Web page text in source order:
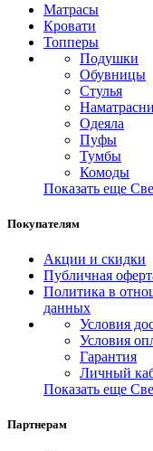
Матрасы
Кровати
Топперы
Подушки
Обувницы
Стулья
Одеяла
Пуфы
Тумбы
Комоды
Показать еще
Покупателям
Акции и скидки
Публичная
Политика в
данных
Условия
Условия
Гарантия
Личный
Показать еще
Партнерам